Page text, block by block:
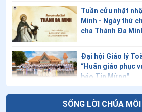
SỐNG LỜI CHÚA
Tuần cửu nhật
Minh - Ngày thứ
cha Thánh Đa
Đại hội Giáo lý
“Huấn giáo phục
báo Tin Mừng”
Giáo lý về Công